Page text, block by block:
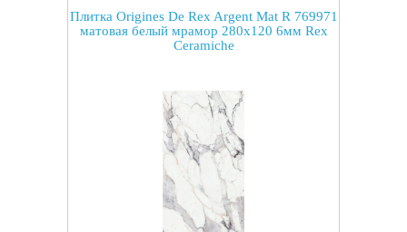
Плитка Origines De Rex Argent Mat R 769971
матовая белый мрамор 280x120 6мм Rex
Ceramiche